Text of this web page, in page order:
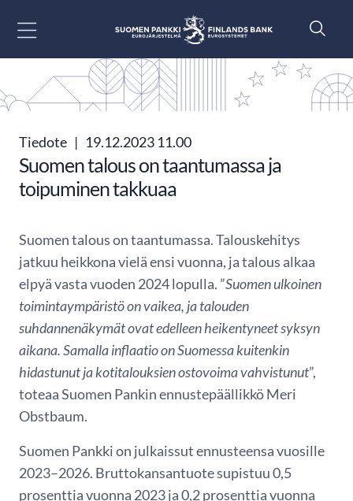
Tiedote | 19.12.2023 11.00
Suomen talous on taantumassa ja
toipuminen takkuaa
Suomen talous on taantumassa. Talouskehitys
jatkuu heikkona vielä ensi vuonna, ja talous alkaa
elpyä vasta vuoden 2024 lopulla. ”Suomen ulkoinen
toimintaympäristö on vaikea, ja talouden
suhdannenäkymät ovat edelleen heikentyneet syksyn
aikana. Samalla inflaatio on Suomessa kuitenkin
hidastunut ja kotitalouksien ostovoima vahvistunut”,
toteaa Suomen Pankin ennustepäällikkö Meri
Obstbaum.
Suomen Pankki on julkaissut ennusteensa vuosille
2023–2026. Bruttokansantuote supistuu 0,5
prosenttia vuonna 2023 ja 0,2 prosenttia vuonna